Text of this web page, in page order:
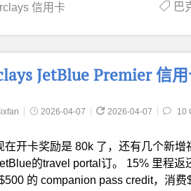
信用卡 巴
JetBlue Premier 信
2026-04-07 2026-04-07 10
在开卡奖励是 80k 了，还有几个新
的travel portal订。 15% 里程
的 companion pass credit，消